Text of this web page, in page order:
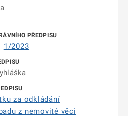
1/2023
za odkládání
z nemovité věci